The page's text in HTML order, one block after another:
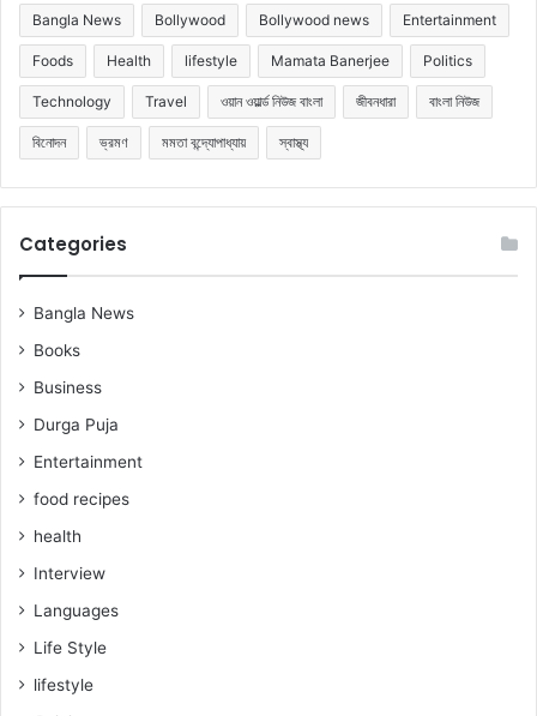
Bangla News Bollywood Bollywood news Entertainment
Foods Health lifestyle Mamata Banerjee Politics
Technology Travel ওয়ান ওয়ার্ল্ড নিউজ বাংলা জীবনধারা বাংলা নিউজ
বিনোদন ভ্রমণ মমতা বন্দ্যোপাধ্যায় স্বাস্থ্য
Categories
Bangla News
Books
Business
Durga Puja
Entertainment
food recipes
health
Interview
Languages
Life Style
lifestyle